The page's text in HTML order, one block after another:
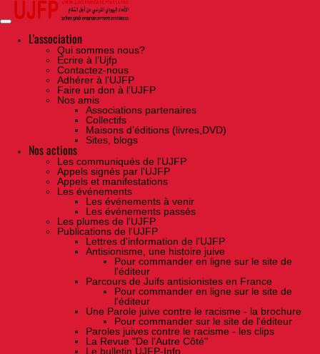
Skip
the
contentL'association
Qui sommes nous?
Ecrire à l’Ujfp
Contactez-nous
Adhérer à l’UJFP
Faire un don à l’UJFP
Nos amis
Associations partenaires
Collectifs
Maisons d’éditions (livres,DVD)
Sites, blogs
Nos actions
Les communiqués de l'UJFP
Appels signés par l'UJFP
Appels et manifestations
Les événements
Les événements à venir
Les événements passés
Les plumes de l'UJFP
Publications de l'UJFP
Lettres d'information de l'UJFP
Antisionisme, une histoire juive
Pour commander en ligne sur le site de
l'éditeur
Parcours de Juifs antisionistes en France
Pour commander en ligne sur le site de
l'éditeur
Une Parole juive contre le racisme - la brochure
Pour commander sur le site de l'éditeur
Paroles juives contre le racisme - les clips
La Revue "De l'Autre Côté"
Le bulletin UJFP-Info